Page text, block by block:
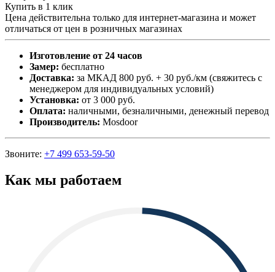
Купить в 1 клик
Цена действительна только для интернет-магазина и может
отличаться от цен в розничных магазинах
Изготовление от 24 часов
Замер: бесплатно
Доставка: за МКАД 800 руб. + 30 руб./км (свяжитесь с
менеджером для индивидуальных условий)
Установка: от 3 000 руб.
Оплата: наличными, безналичными, денежный перевод
Производитель: Mosdoor
Звоните: +7 499 653-59-50
Как мы работаем